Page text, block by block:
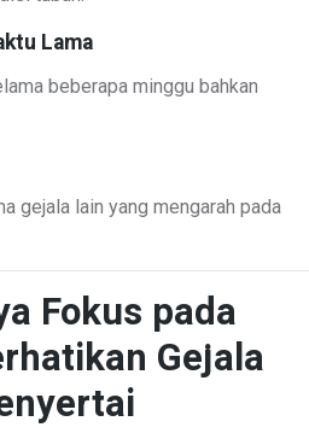
Lama
beberapa minggu bahkan
gejala lain yang mengarah pada
Fokus pada
Gejala